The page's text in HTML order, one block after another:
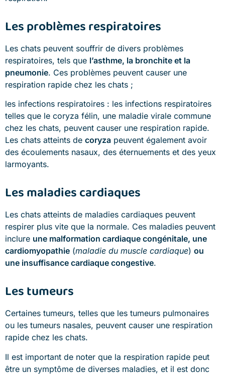
Les problèmes respiratoires
Les chats peuvent souffrir de divers problèmes
respiratoires, tels que l’asthme, la bronchite et la
pneumonie. Ces problèmes peuvent causer une
respiration rapide chez les chats ;
les infections respiratoires : les infections respiratoires
telles que le coryza félin, une maladie virale commune
chez les chats, peuvent causer une respiration rapide.
Les chats atteints de coryza peuvent également avoir
des écoulements nasaux, des éternuements et des yeux
larmoyants.
Les maladies cardiaques
Les chats atteints de maladies cardiaques peuvent
respirer plus vite que la normale. Ces maladies peuvent
inclure une malformation cardiaque congénitale, une
cardiomyopathie (maladie du muscle cardiaque) ou
une insuffisance cardiaque congestive.
Les tumeurs
Certaines tumeurs, telles que les tumeurs pulmonaires
ou les tumeurs nasales, peuvent causer une respiration
rapide chez les chats.
Il est important de noter que la respiration rapide peut
être un symptôme de diverses maladies, et il est donc